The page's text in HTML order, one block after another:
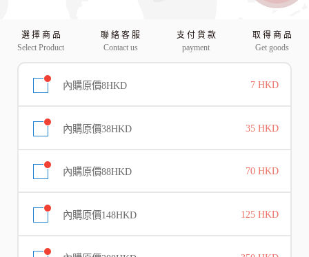
選 擇 商 品
Select Product
聯 絡 客 服
Contact us
支 付 貨 款
payment
取 得 商 品
Get goods
內購原價8HKD 7 HKD
內購原價38HKD 35 HKD
內購原價88HKD 70 HKD
內購原價148HKD 125 HKD